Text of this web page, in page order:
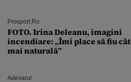
București. Pe ce dată ninge
Prosport.ro
FOTO. Irina Deleanu, imagini
incendiare: „Îmi place să fiu cât
mai naturală”
Adevarul